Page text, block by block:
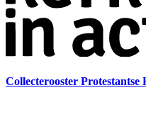
Collecterooster